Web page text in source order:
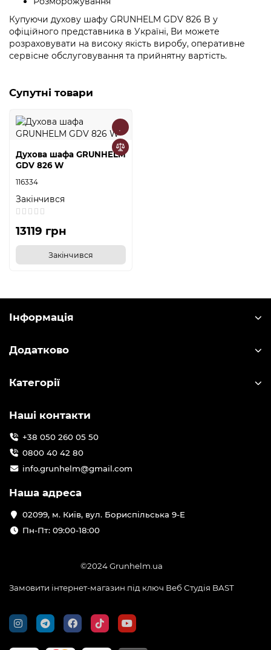
Купуючи духову шафу GRUNHELM GDV 826 B у
офіційного представника в Україні, Ви можете
розраховувати на високу якість виробу, оперативне
сервісне обслуговування та прийнятну вартість.
Супутні товари
Духова шафа GRUNHELM
GDV 826 W
116334
Закінчився
13119 грн
Закінчився
Інформація
Додатково
Категорії
Наші контакти
+38 050 260 05 50
0800 40 42 80
info.grunhelm@gmail.com
Наша адреса
02099, м. Київ, вул. Бориспільська 9-Е
Пн-Пт: 09:00-18:00
©2024 Grunhelm.ua
Замовити інтернет-магазин під ключ Веб Студія BAST